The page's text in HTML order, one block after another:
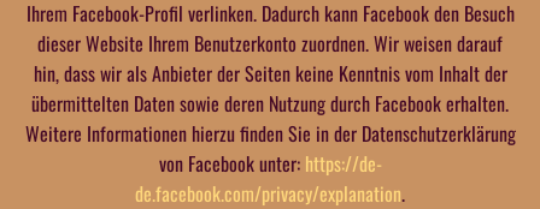
Ihrem Facebook-Profil verlinken. Dadurch kann Facebook den Besuch
dieser Website Ihrem Benutzerkonto zuordnen. Wir weisen darauf
hin, dass wir als Anbieter der Seiten keine Kenntnis vom Inhalt der
übermittelten Daten sowie deren Nutzung durch Facebook erhalten.
Weitere Informationen hierzu finden Sie in der Datenschutzerklärung
von Facebook unter: https://de-
de.facebook.com/privacy/explanation.